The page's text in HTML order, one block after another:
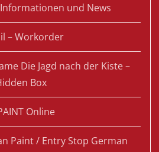
und News
– Workorder
Die Jagd nach der Kiste –
Box
Online
Paint / Entry Stop German